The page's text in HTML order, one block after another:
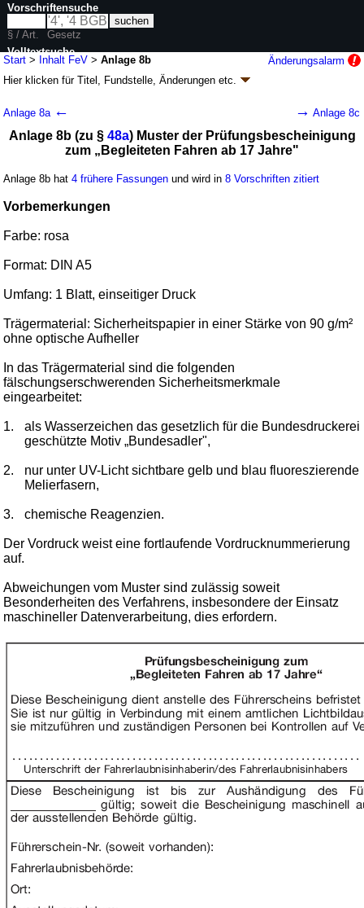
Start > Inhalt FeV >Anlage 8b
Änderungsalarm
Hier klicken fürTitel, Fundstelle, Änderungen etc.
G. v. 12.05.2026BGBl. 2026 I Nr. 142
Geltung ab 18.12.2010; FNA: 9231-1-19Allgemeines Straßenverkehrsrecht
wird in 141 Vorschriften zitiert
Anlagen zur Fahrerlaubnis-Verordnung
Anlage 8a ← → Anlage 8c
Anlage 8b (zu § 48a) Muster der Prüfungsbescheinigung
zum „Begleiteten Fahren ab 17 Jahre"
Anlage 8b hat4 frühere Fassungen und wird in8 Vorschriften zitiert
Vorbemerkungen
Farbe: rosa
Format: DIN A5
Umfang: 1 Blatt, einseitiger Druck
Trägermaterial: Sicherheitspapier in einer Stärke von 90 g/m²
ohne optische Aufheller
In das Trägermaterial sind die folgenden
fälschungserschwerenden Sicherheitsmerkmale
eingearbeitet:
1.
als Wasserzeichen das gesetzlich für die Bundesdruckerei
geschützte Motiv „Bundesadler",
2.
nur unter UV-Licht sichtbare gelb und blau fluoreszierende
Melierfasern,
3. chemische Reagenzien.
Der Vordruck weist eine fortlaufende Vordrucknummerierung
auf.
Abweichungen vom Muster sind zulässig soweit
Besonderheiten des Verfahrens, insbesondere der Einsatz
maschineller Datenverarbeitung, dies erfordern.
Vorschriftensuche
§ / Art.
Gesetz
Volltextsuche
nur in FeV